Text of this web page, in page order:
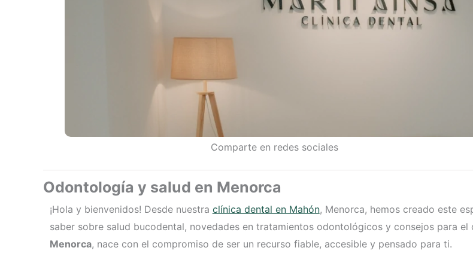
Comparte en redes sociales
Odontología y salud en Menorca
¡Hola y bienvenidos! Desde nuestra clínica dental en Mahón, Menorca, hemos creado este
saber sobre salud bucodental, novedades en tratamientos odontológicos y consejos para
Menorca, nace con el compromiso de ser un recurso fiable, accesible y pensado para ti.